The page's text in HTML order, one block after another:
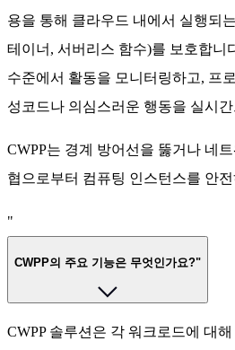
용을 통해 클라우드 내에서 실행되
테이너, 서버리스 함수)를 보호합니
수준에서 활동을 모니터링하고, 프
성코드나 의심스러운 행동을 실시
CWPP는 경계 방어선을 뚫거나 네
협으로부터 컴퓨팅 인스턴스를 안
"
CWPP의 주요 기능은 무엇인가요?"
CWPP 솔루션은 각 워크로드에 대